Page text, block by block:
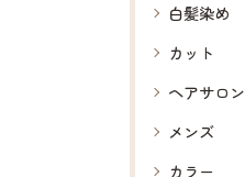
白髪染め
カット
ヘアサロン
メンズ
カラー